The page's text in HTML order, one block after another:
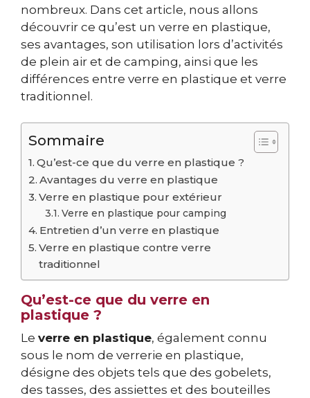
nombreux. Dans cet article, nous allons
découvrir ce qu’est un verre en plastique,
ses avantages, son utilisation lors d’activités
de plein air et de camping, ainsi que les
différences entre verre en plastique et verre
traditionnel.
Sommaire
Qu’est-ce que du verre en plastique ?
Avantages du verre en plastique
Verre en plastique pour extérieur
Verre en plastique pour camping
Entretien d’un verre en plastique
Verre en plastique contre verre
traditionnel
Qu’est-ce que du verre en
plastique ?
Le verre en plastique, également connu
sous le nom de verrerie en plastique,
désigne des objets tels que des gobelets,
des tasses, des assiettes et des bouteilles